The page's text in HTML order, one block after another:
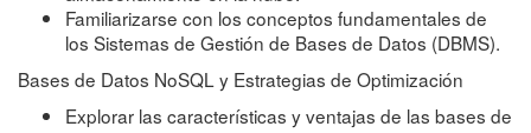
Familiarizarse con los conceptos fundamentales de
los Sistemas de Gestión de Bases de Datos (DBMS).
Bases de Datos NoSQL y Estrategias de Optimización
Explorar las características y ventajas de las bases de